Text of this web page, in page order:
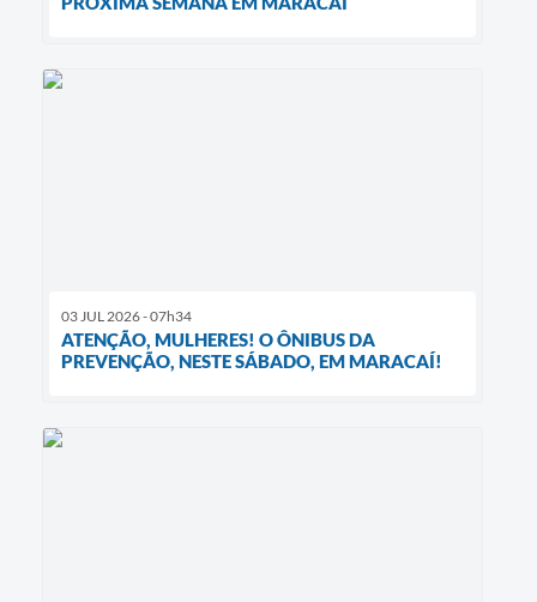
03 JUL 2026 - 07h34
ATENÇÃO, MULHERES! O ÔNIBUS DA
PREVENÇÃO, NESTE SÁBADO, EM MARACAÍ!